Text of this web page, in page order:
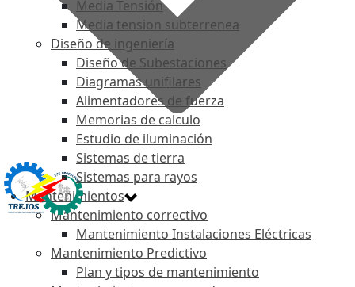
Media Tensión
Media tension subterrenea
Diseño de ingeniería
Diseño de Subestaciones
Diagramas unifilares
Alimentadores de fuerza
Memorias de calculo
Estudio de iluminación
Sistemas de tierra
Sistemas para rayos
Mantenimientos
Mantenimiento correctivo
Mantenimiento Instalaciones Eléctricas
Mantenimiento Predictivo
Plan y tipos de mantenimiento